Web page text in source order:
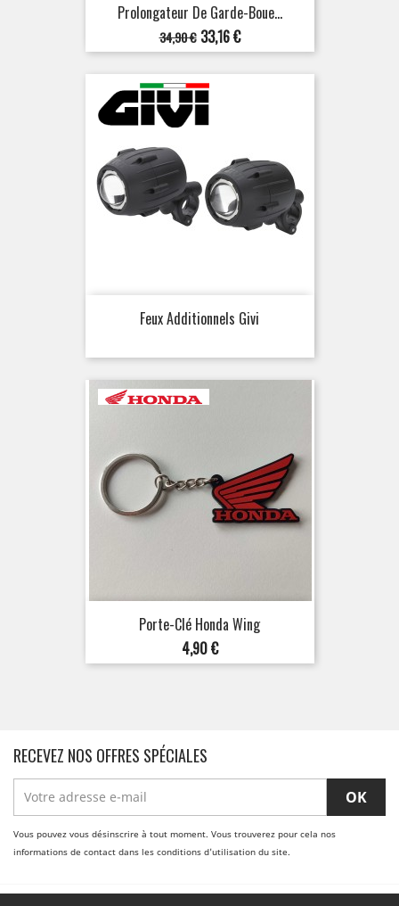
Prolongateur De Garde-Boue...
Prix
de
base
34,90 € Prix
33,16 €
Feux Additionnels Givi
Porte-Clé Honda Wing
Prix
4,90 €
RECEVEZ NOS OFFRES SPÉCIALES
Vous pouvez vous désinscrire à tout moment. Vous trouverez pour cela nos
informations de contact dans les conditions d'utilisation du site.